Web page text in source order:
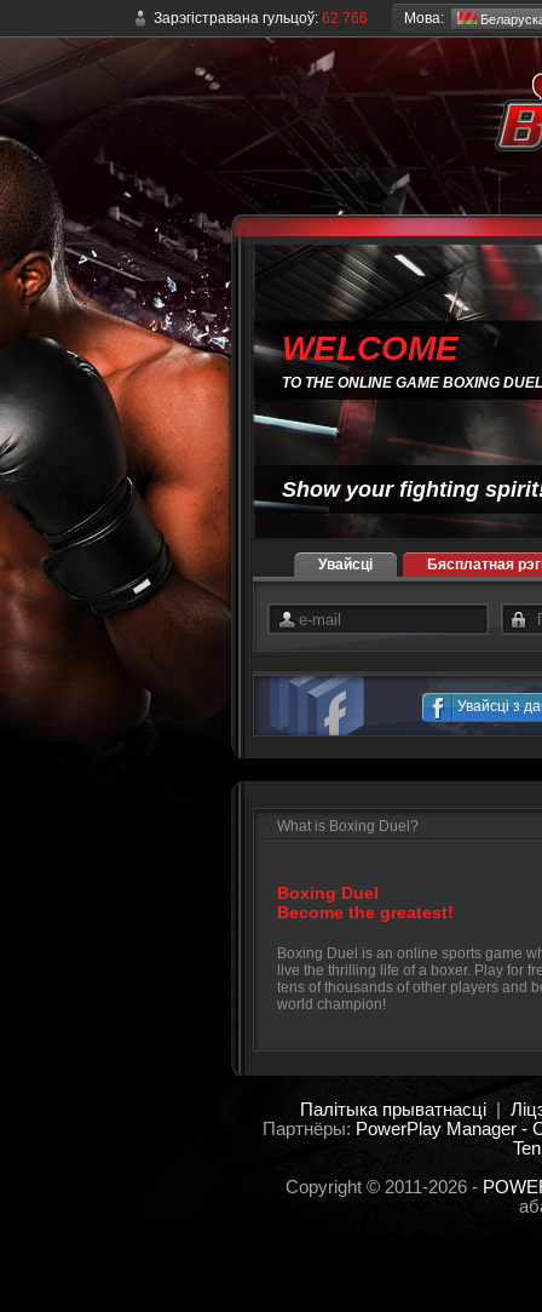
Зарэгістравана гульцоў: 62 766 Мова:
WELCOME
TO THE ONLINE GAME BOXING DUEL
Show your fighting
Увайсці Бясплатная
Увайсці з
What is Boxing Duel?
Boxing Duel
Become the greatest!
Boxing Duel is an online sports game
live the thrilling life of a boxer. Play for
tens of thousands of other players and
world champion!
Палітыка прыватнасці
Партнёры: PowerPlay Manager -
Copyright © 2011-2026 -